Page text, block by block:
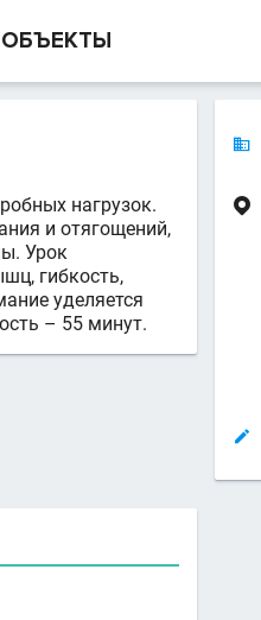
нагрузок.
и отягощений,
Урок
гибкость,
уделяется
– 55 минут.


